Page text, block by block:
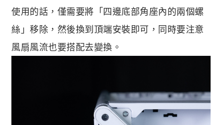
使用的話，僅需要將「四邊底部角座內的兩個螺
絲」移除，然後換到頂端安裝即可，同時要注意
風扇風流也要搭配去變換。